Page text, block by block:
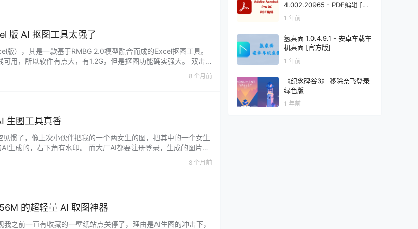
版 AI 抠图工具太强了
版），其是一款基于RMBG 2.0模型融合而成的Excel抠图工具。
用，所以软件有点大，有1.2G，但是抠图功能确实强大。 双击
是你的软件是放在中文目录下导致，所以只要把软件放在英文目录
，这时候大家选择Excel打开 再然后就是进行设置…...
8 个月前
生图工具真香
惯了，像上次小伙伴把我的一个两女生的图，把其中的一个女生
生成的，右下角有水印。 而大厂AI都要注册登录，生成的图片还
的不同，它完全免费，而且生成图不带水印。 使用非常简单，
】即可。 在这里的图片描述，描述得越清楚生成的效果会越好。
8 个月前
的超轻量 AI 取图神器
我之前一直有收藏的一壁纸站点关停了，理由是AI生图的冲击下，
4.002.20965 - PDF编辑 [绿
色版]
1 年前
氢桌面 1.0.4.9.1 - 安卓车载车
机桌面 [官方版]
1 年前
《纪念碑谷3》 移除奈飞登录
绿色版
1 年前